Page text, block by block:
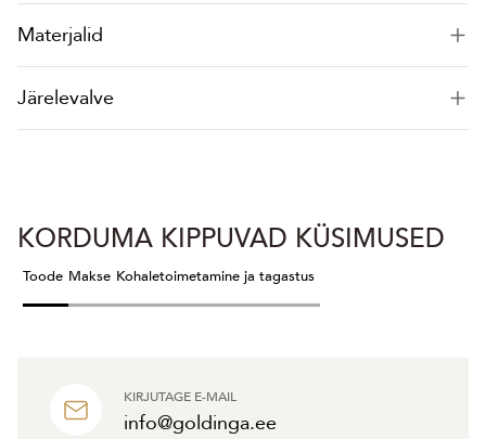
Materjalid
Järelevalve
KIRJUTAGE E-MAIL
info@goldinga.ee
KORDUMA KIPPUVAD KÜSIMUSED
Toode Makse Kohaletoimetamine ja tagastus